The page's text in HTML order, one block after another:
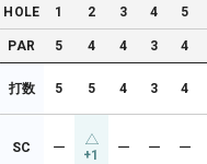
HOLE 1 2 3 4 5
PAR 5 4 4 3 4
打数 5 5 4 3 4
SC ー +1 ー ー ー